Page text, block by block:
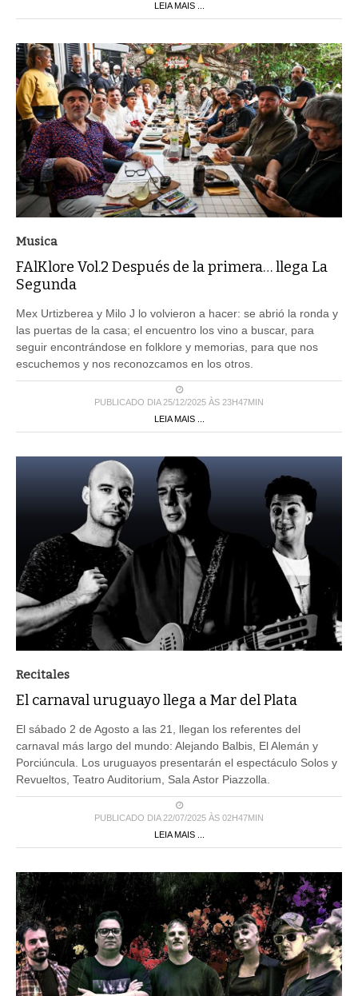
LEIA MAIS ...
Musica
FAlKlore Vol.2 Después de la primera… llega La
Segunda
Mex Urtizberea y Milo J lo volvieron a hacer: se abrió la ronda y
las puertas de la casa; el encuentro los vino a buscar, para
seguir encontrándose en folklore y memorias, para que nos
escuchemos y nos reconozcamos en los otros.
PUBLICADO DIA 25/12/2025 ÀS 23H47MIN
LEIA MAIS ...
Recitales
El carnaval uruguayo llega a Mar del Plata
El sábado 2 de Agosto a las 21, llegan los referentes del
carnaval más largo del mundo: Alejando Balbis, El Alemán y
Porciúncula. Los uruguayos presentarán el espectáculo Solos y
Revueltos, Teatro Auditorium, Sala Astor Piazzolla.
PUBLICADO DIA 22/07/2025 ÀS 02H47MIN
LEIA MAIS ...